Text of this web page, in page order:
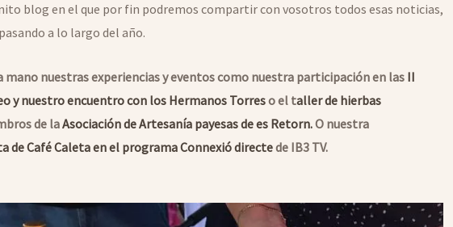
blog en el que por fin podremos compartir con vosotros todos esas noticias,
a lo largo del año.
nuestras experiencias y eventos como nuestra participación en las II
y nuestro encuentro con los Hermanos Torreso el taller de hierbas
de laAsociación de Artesanía payesas de es Retorn.O nuestra
de Café Caleta en el programa Connexió directede IB3 TV.